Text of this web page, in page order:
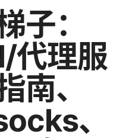
子：
代理服
南、
、